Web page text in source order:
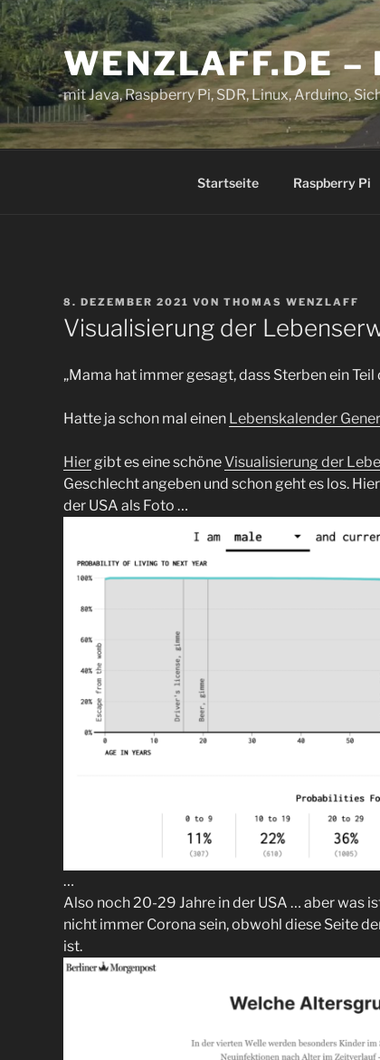
Zum
Inhalt
springen WENZLAFF.DE –
mit Java, Raspberry Pi, SDR, Linux, Arduino,
Startseite Raspberry Pi
VERÖFFENTLICHT
AM
8. DEZEMBER 2021 VON THOMAS WENZLAFF
Visualisierung der
„Mama hat immer gesagt, dass Sterben ein
Hatte ja schon mal einen Lebenskalender
Hiergibt es eine schöneVisualisierung der
Geschlecht angeben und schon geht es los.
der USA als Foto …
…
Also noch 20-29 Jahre in der USA … aber was
nicht immer Corona sein, obwohl diese Seite
ist.